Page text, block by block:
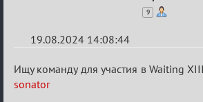
9
19.08.2024 14:08:44
Re:
Waiting
Ищу команду для участия в Waiting
sonator